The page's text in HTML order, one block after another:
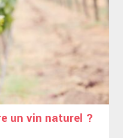
un vin naturel ?